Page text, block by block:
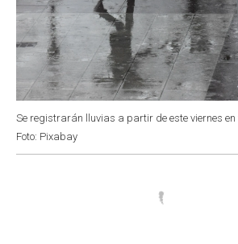
Se registrarán lluvias a partir de este viernes
Foto: Pixabay